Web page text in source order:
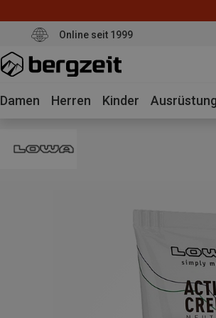
Online seit 1999
Damen Herren Kinder Ausrüstung